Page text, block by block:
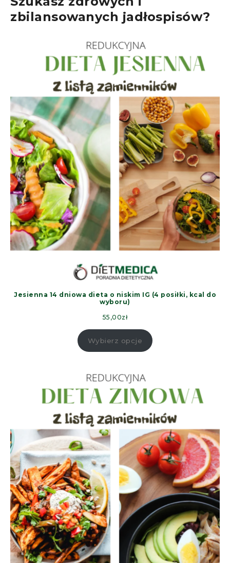
zbilansowanych jadłospisów?
Jesienna 14 dniowa dieta o niskim IG (4 posiłki, kcal do
wyboru)
55,00zł
Wybierz opcje